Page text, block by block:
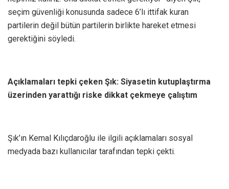
seçim güvenliği konusunda sadece 6’lı ittifak kuran
partilerin değil bütün partilerin birlikte hareket etmesi
gerektiğini söyledi.
Açıklamaları tepki çeken Şık: Siyasetin kutuplaştırma
üzerinden yarattığı riske dikkat çekmeye çalıştım
Şık’ın Kemal Kılıçdaroğlu ile ilgili açıklamaları sosyal
medyada bazı kullanıcılar tarafından tepki çekti.